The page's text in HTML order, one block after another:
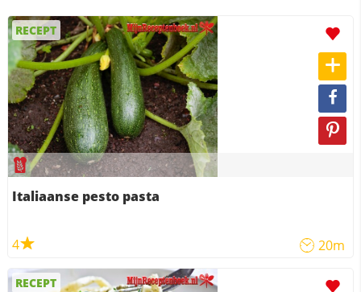
RECEPT
Italiaanse pesto pasta
4 20m
RECEPT